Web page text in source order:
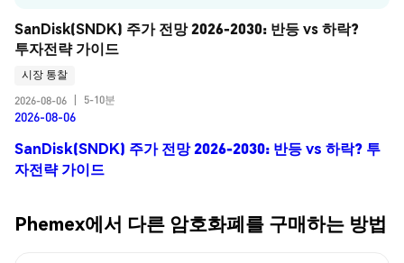
SanDisk(SNDK) 주가 전망 2026-2030: 반등 vs 하락?
투자전략 가이드
시장 통찰
2026-08-06
5-10분
2026-08-06
SanDisk(SNDK) 주가 전망 2026-2030: 반등 vs 하락? 투
자전략 가이드
Phemex에서 다른 암호화폐를 구매하는 방법